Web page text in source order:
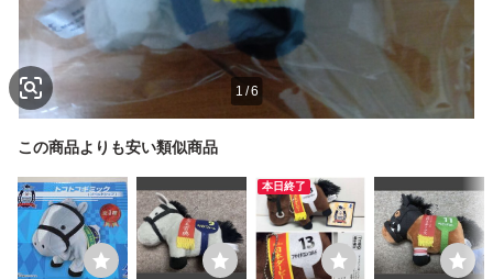
1 /6
この商品よりも安い類似商品
本日終了